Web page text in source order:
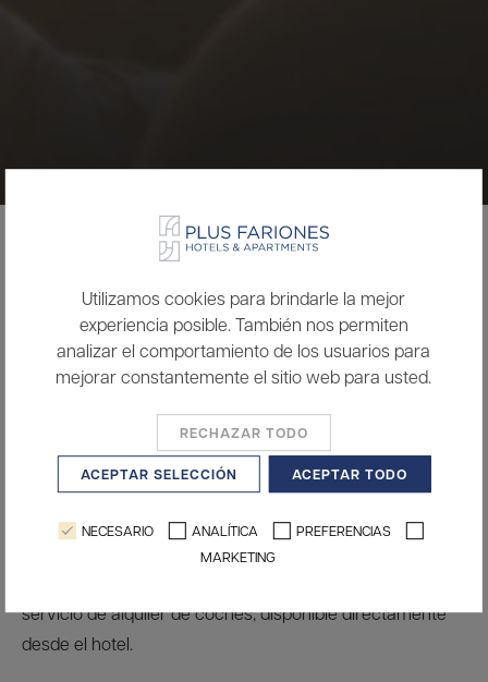
ALQUILER DE COCHES
Alquiler de coches
servicio de alquiler de coches, disponible directamente
desde el hotel.
Utilizamos cookies para brindarle la mejor
experiencia posible. También nos permiten
analizar el comportamiento de los usuarios para
mejorar constantemente el sitio web para usted.
RECHAZAR TODO
ACEPTAR SELECCIÓN ACEPTAR TODO
NECESARIO ANALÍTICA
PREFERENCIAS
MARKETING